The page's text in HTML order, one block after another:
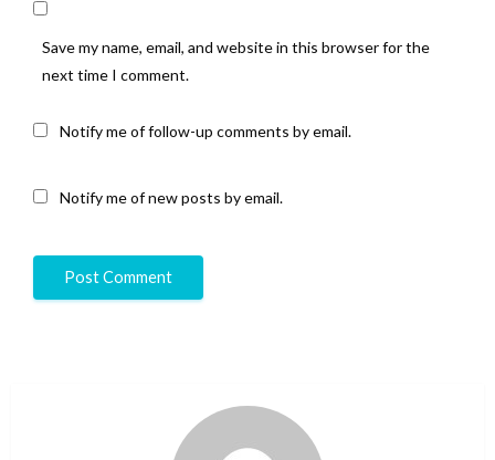
Save my name, email, and website in this browser for the
next time I comment.
Notify me of follow-up comments by email.
Notify me of new posts by email.